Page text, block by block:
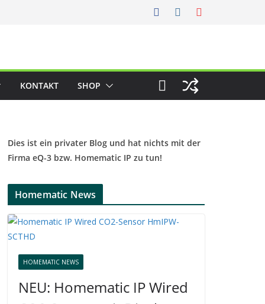
KONTAKT SHOP
Dies ist ein privater Blog und hat nichts mit der
Firma eQ-3 bzw. Homematic IP zu tun!
Homematic News
HOMEMATIC NEWS
NEU: Homematic IP Wired